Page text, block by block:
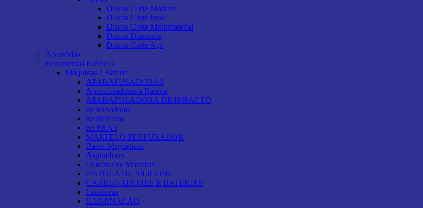
Discos Corte Madeira
Discos Corte Inox
Discos Corte Multimaterial
Discos Diamante
Discos Corte Aço
Acessórios
Ferramentas Elétricas
Máquinas a Bateria
APARAFUSADORAS
Aparafusadoras a Bateria
APARAFUSADORA DE IMPACTO
Rebarbadoras
Rebitadoras
SERRAS
MARTELO PERFURADOR
Bases Magnéticas
Aspiradores
Detector de Materiais
PISTOLA DE SILICONE
CARREGADORES E BATERIAS
Lixadoras
ILUMINAÇÃO